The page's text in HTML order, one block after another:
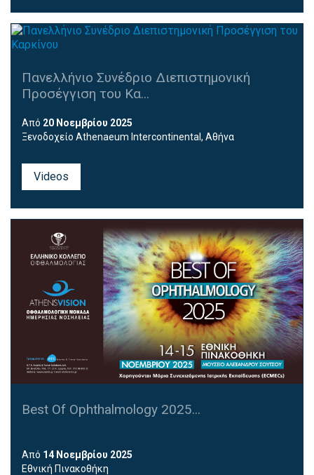
Πανελλήνιο Συνέδριο Διεπιστημονική
Προσέγγιση του Κα...
Από 20 Νοεμβρίου 2025
Ξενοδοχείο Athenaeum Intercontinental, Αθήνα
Videos
Best Of Ophthalmology 2025...
Από 14 Νοεμβρίου 2025
Εθνική Πινακοθήκη